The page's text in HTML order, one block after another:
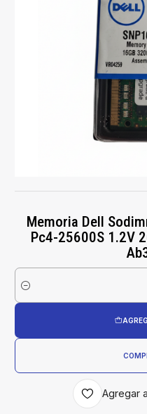
Memoria Dell
Pc4-25600S 1.2V
Cantidad
Agregar